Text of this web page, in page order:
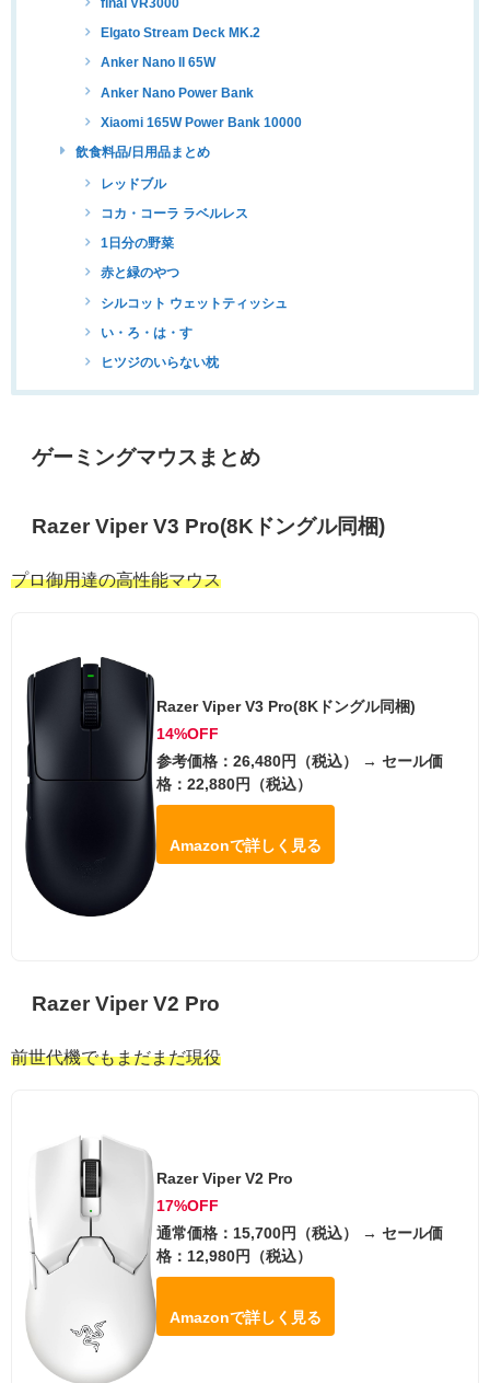
final VR3000
Elgato Stream Deck MK.2
Anker Nano II 65W
Anker Nano Power Bank
Xiaomi 165W Power Bank 10000
飲食料品/日用品まとめ
レッドブル
コカ・コーラ ラベルレス
1日分の野菜
赤と緑のやつ
シルコット ウェットティッシュ
い・ろ・は・す
ヒツジのいらない枕
ゲーミングマウスまとめ
Razer Viper V3 Pro(8Kドングル同梱)
プロ御用達の高性能マウス
Razer Viper V3 Pro(8Kドングル同梱)
14%OFF
参考価格：26,480円（税込） → セール価
格：22,880円（税込）
Amazonで詳しく見る
Razer Viper V2 Pro
前世代機でもまだまだ現役
Razer Viper V2 Pro
17%OFF
通常価格：15,700円（税込） → セール価
格：12,980円（税込）
Amazonで詳しく見る